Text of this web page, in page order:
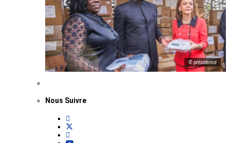
© présidence
Nous Suivre